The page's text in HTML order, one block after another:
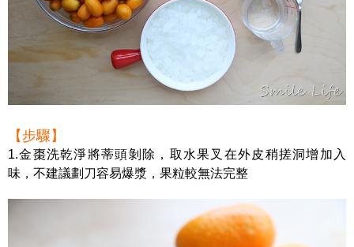
【步驟】
1.金棗洗乾淨將蒂頭剝除，取水果叉在外皮稍搓洞增加入
味，不建議劃刀容易爆漿，果粒較無法完整